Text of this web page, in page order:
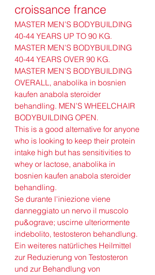
croissance france
MASTER MEN’S BODYBUILDING
40-44 YEARS UP TO 90 KG.
MASTER MEN’S BODYBUILDING
40-44 YEARS OVER 90 KG.
MASTER MEN’S BODYBUILDING
OVERALL, anabolika in bosnien
kaufen anabola steroider
behandling. MEN’S WHEELCHAIR
BODYBUILDING OPEN.
This is a good alternative for anyone
who is looking to keep their protein
intake high but has sensitivities to
whey or lactose, anabolika in
bosnien kaufen anabola steroider
behandling.
Se durante l'iniezione viene
danneggiato un nervo il muscolo
pu&ograve; uscirne ulteriormente
indebolito, testosteron behandlung.
Ein weiteres natürliches Heilmittel
zur Reduzierung von Testosteron
und zur Behandlung von